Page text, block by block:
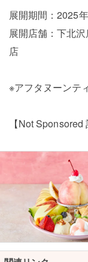
展開期間：2025
展開店舗：下北
店
※アフタヌーンテ
【Not Sponsored